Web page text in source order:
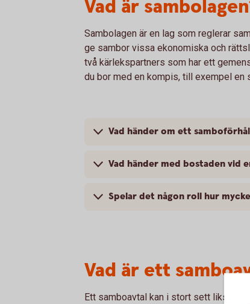
Vad är
Sambolagen är en lag som reglerar
ge sambor vissa ekonomiska och
två kärlekspartners som har ett
du bor med en kompis, till exempel
Vad händer om ett
Vad händer med bostaden vid
Spelar det någon roll hur
Vad är ett
Ett samboavtal kan i stort sett